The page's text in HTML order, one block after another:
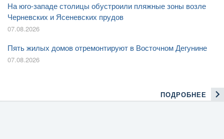
На юго-западе столицы обустроили пляжные зоны возле
Черневских и Ясеневских прудов
07.08.2026
Пять жилых домов отремонтируют в Восточном Дегунине
07.08.2026
ПОДРОБНЕЕ